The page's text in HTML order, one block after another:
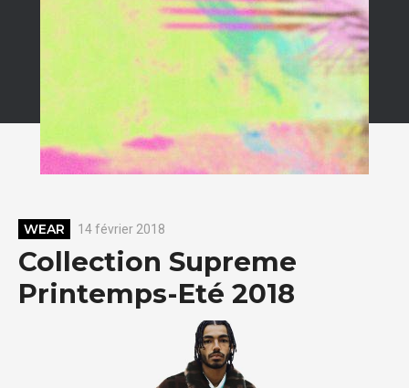
WEAR 14 février 2018
Collection Supreme
Printemps-Eté 2018